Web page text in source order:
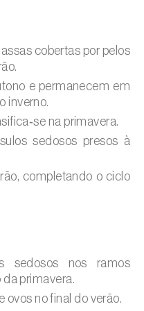
cedo (
tarde (Cydia
(
pomonella)
da-couve (Pieris
da-couve
do-milho
cobertas por pelos
e permanecem em
inverno.
na primavera.
sedosos presos à
completando o ciclo
sedosos nos ramos
da primavera.
ovos no final do verão.